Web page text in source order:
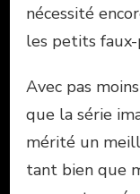
nécessité
les petits faux-
Avec pas
que la série
mérité un
tant bien que